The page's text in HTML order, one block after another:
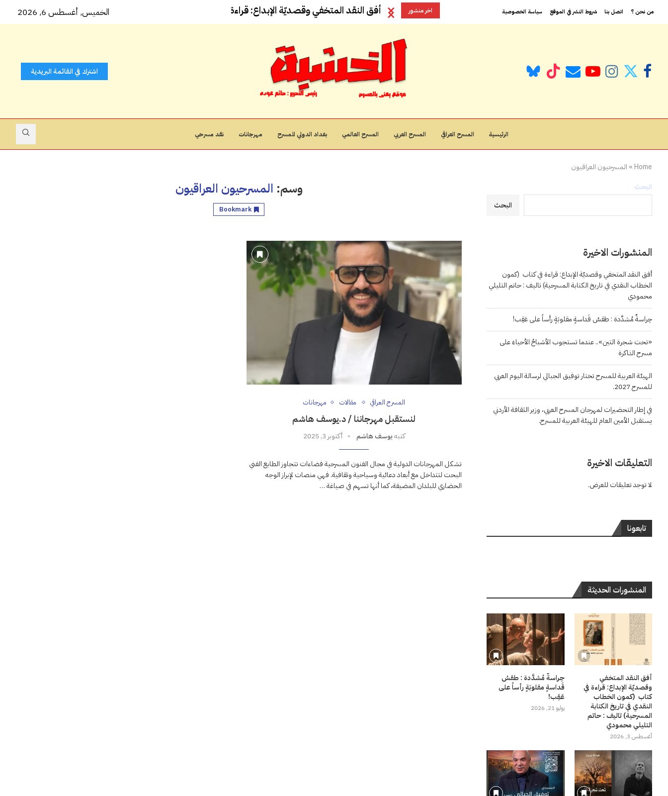
من نحن ؟ اتصل بنا شروط النشر في الموقع سياسة الخصوصية اخر منشور أفق النقد المتخفي وقصديّة الإبداع: قراءة في كتاب... الخميس, أغسطس 6, 2026
اشترك في القائمة البريدية
الرئيسية المسرح العراقي المسرح العربي المسرح العالمي بغداد الدولي للمسرح مهرجانات نقد مسرحي
Home
» المسرحيون العراقيون
وسم: المسرحيون العراقيون
Bookmark
المسرح العراقي مقالات مهرجانات
لنستقبل مهرجاننا / د.يوسف هاشم
كتبهيوسف هاشم أكتوبر 3, 2025
تشكل المهرجانات الدولية في مجال الفنون المسرحية فضاءات تتجاوز الطابع الفني
البحت لتتداخل مع أبعاد دعائية وسياحية وثقافية. فهي منصات لإبراز الوجه
الحضاري للبلدان المضيفة، كما أنها تسهم في صياغة …
البحث
البحث
المنشورات الاخيرة
أفق النقد المتخفي وقصديّة الإبداع: قراءة في كتاب (كمون
الخطاب النقدي في تاريخ الكتابة المسرحية) تاليف : حاتم التليلي
محمودي
حِراسةٌ مُشدَّدة : طقسُ قَداسةٍ مقلوبَةٍ رأساً على عَقِب!
«تحت شجرة التين».. عندما تستجوب الأشباحُ الأحياءَ على
مسرح الذاكرة
الهيئة العربية للمسرح تختار توفيق الجبالي لرسالة اليوم العربي
للمسرح 2027.
في إطار التحضيرات لمهرجان المسرح العربي، وزير الثقافة الأردني
يستقبل الأمين العام للهيئة العربية للمسرح.
التعليقات الاخيرة
لا توجد تعليقات للعرض.
تابعونا
المنشورات الحديثة
أفق النقد المتخفي
وقصديّة الإبداع: قراءة في
كتاب (كمون الخطاب
النقدي في تاريخ الكتابة
المسرحية) تاليف : حاتم
التليلي محمودي
أغسطس 3, 2026
حِراسةٌ مُشدَّدة : طقسُ
قَداسةٍ مقلوبَةٍ رأساً على
عَقِب!
يوليو 21, 2026